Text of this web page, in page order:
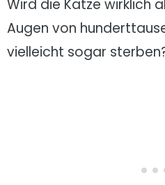
Wird die Katze wirklich
Augen von
vielleicht sogar